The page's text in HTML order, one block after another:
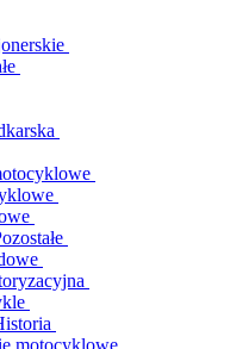
motocyklowe